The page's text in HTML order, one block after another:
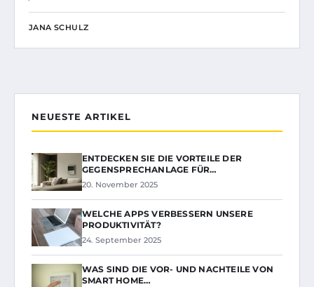
JANA SCHULZ
NEUESTE ARTIKEL
ENTDECKEN SIE DIE VORTEILE DER
GEGENSPRECHANLAGE FÜR…
20. November 2025
WELCHE APPS VERBESSERN UNSERE
PRODUKTIVITÄT?
24. September 2025
WAS SIND DIE VOR- UND NACHTEILE VON
SMART HOME…